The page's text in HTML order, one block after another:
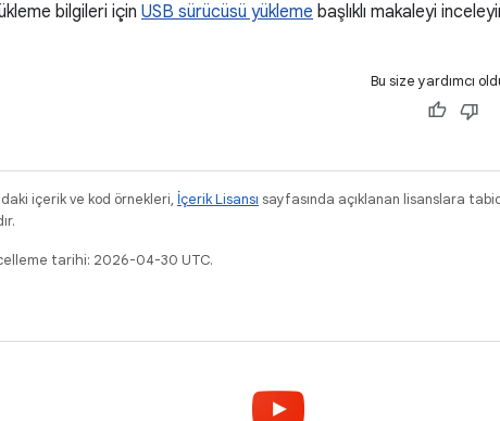
bilgileri için USB sürücüsü yükleme başlıklı makaleyi
Bu size yardımcı
içerik ve kod örnekleri, İçerik Lisansı sayfasında açıklanan lisanslara
tarihi: 2026-04-30 UTC.